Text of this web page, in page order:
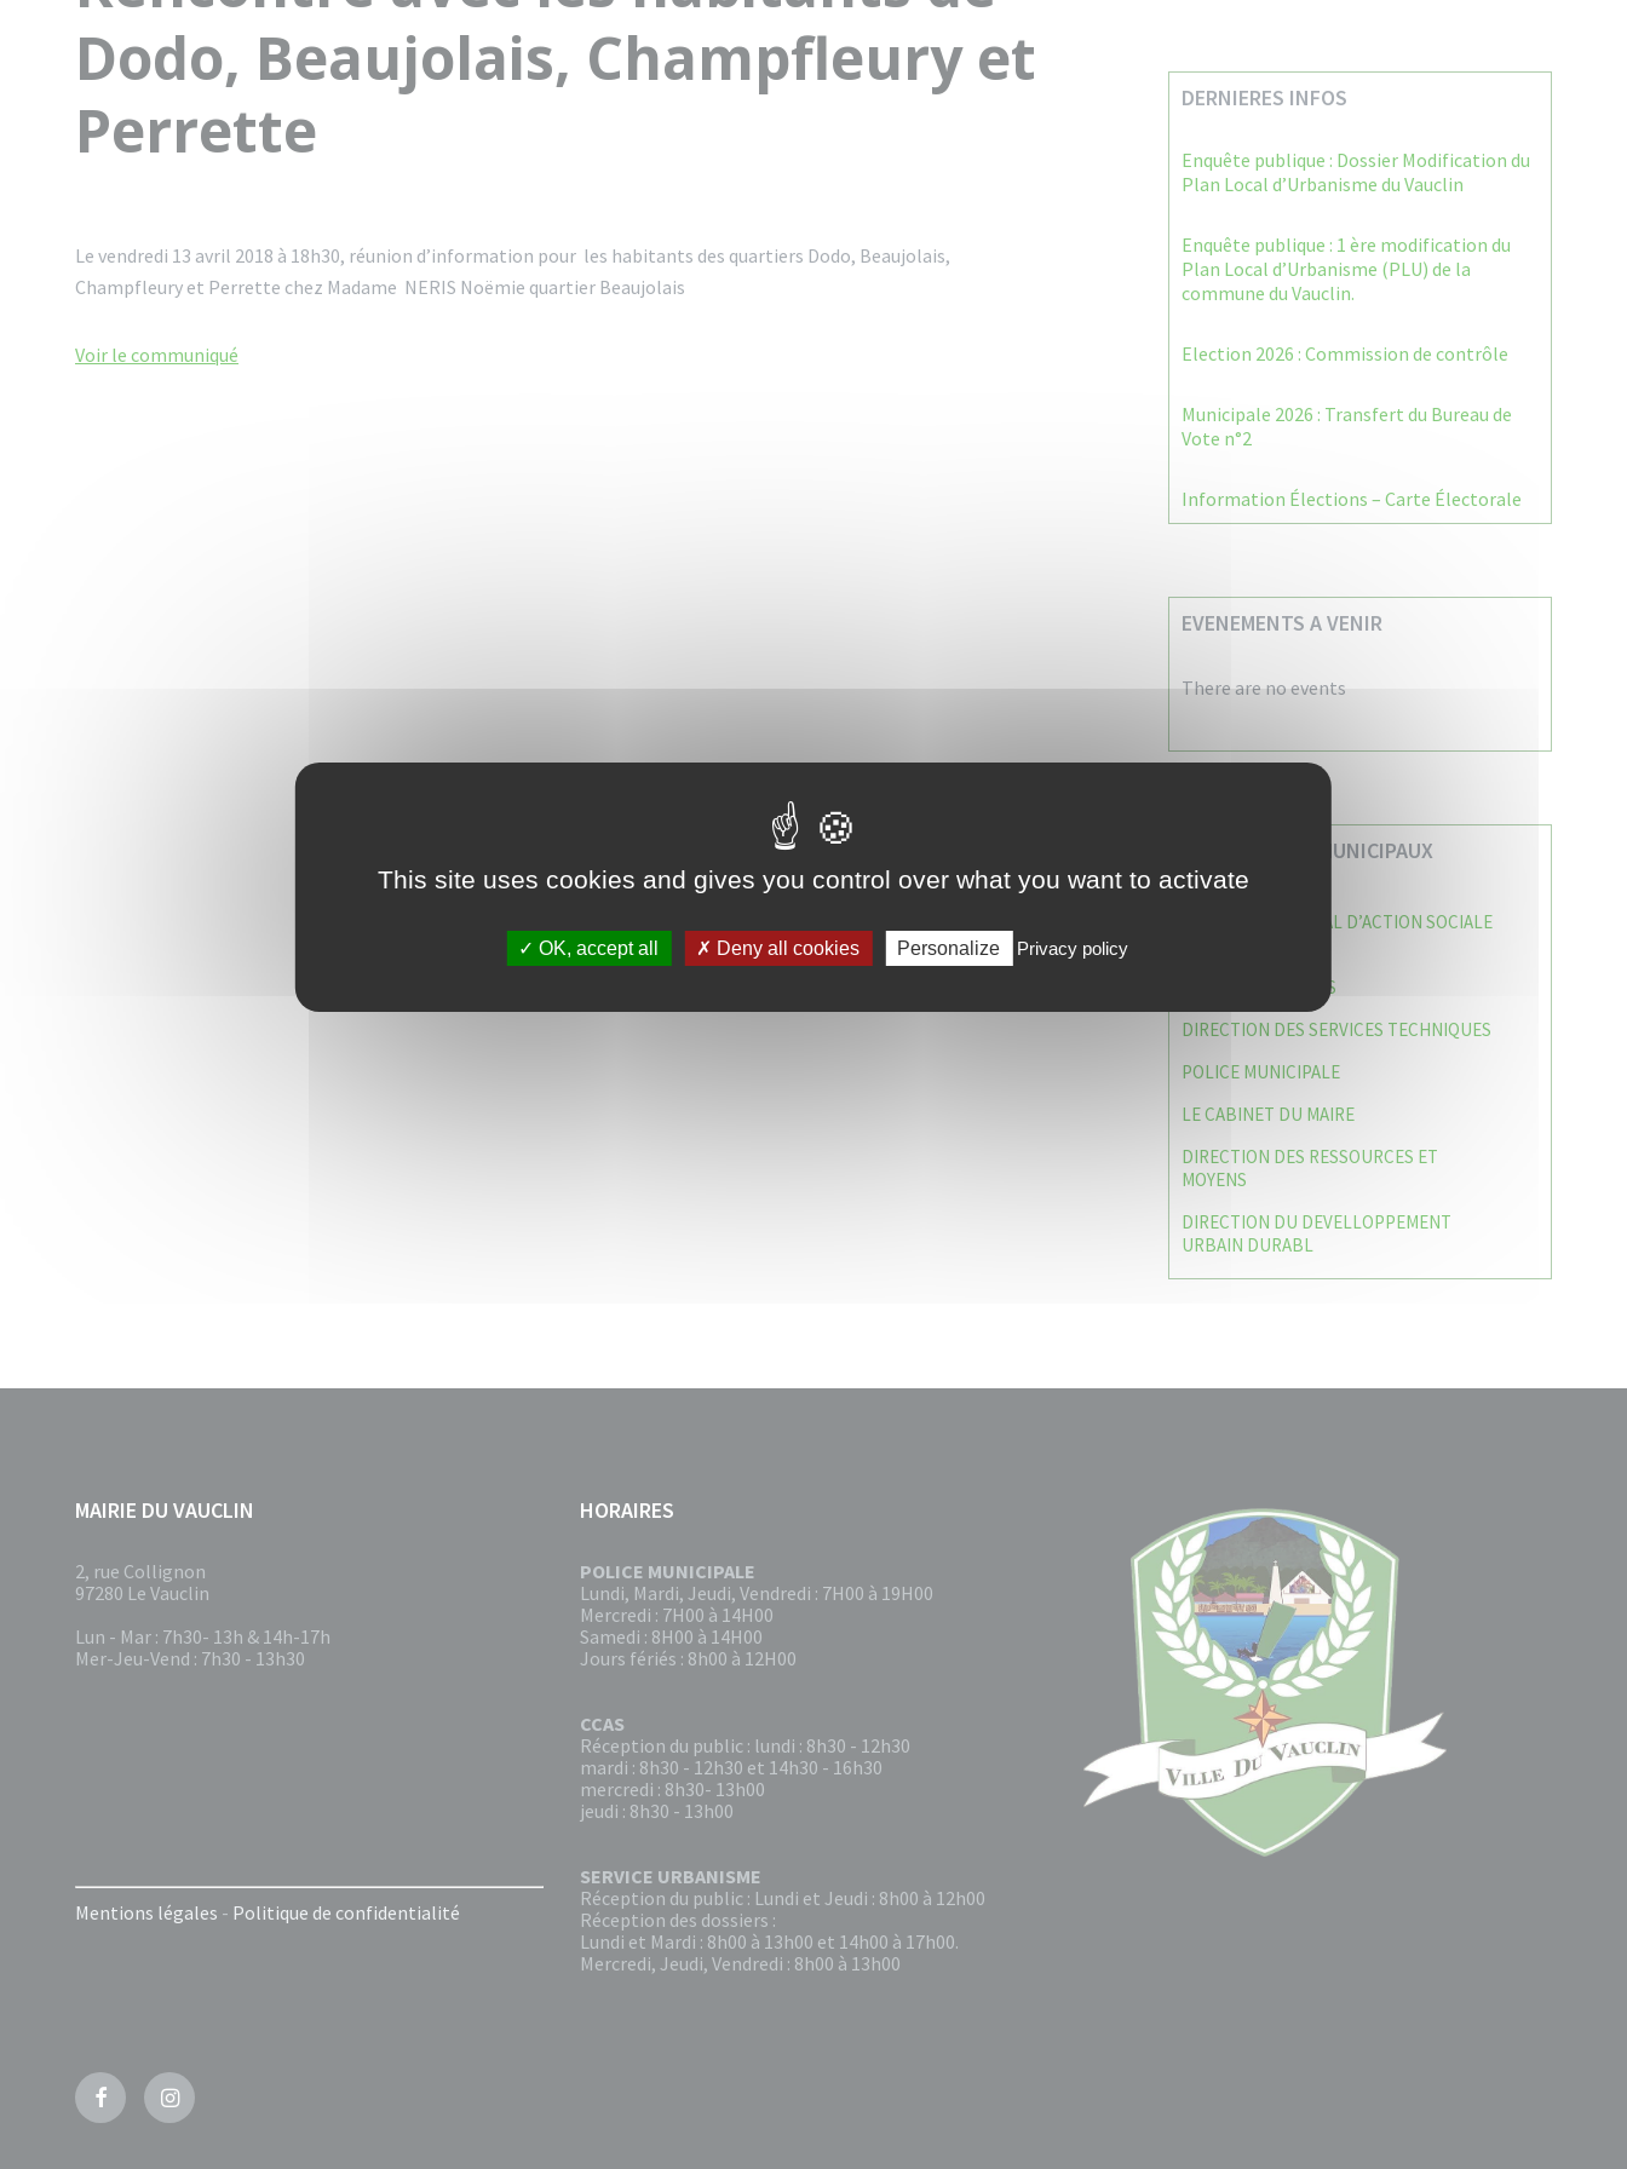
Dodo, Beaujolais, Champfleury et
Perrette
Le vendredi 13 avril 2018 à 18h30, réunion d’information pour les habitants des quartiers Dodo, Beaujolais,
Champfleury et Perrette chez Madame NERIS Noëmie quartier Beaujolais
Voir le communiqué
DERNIERES INFOS
Enquête publique : Dossier Modification du
Plan Local d’Urbanisme du Vauclin
Enquête publique : 1 ère modification du
Plan Local d’Urbanisme (PLU) de la
commune du Vauclin.
Election 2026 : Commission de contrôle
Municipale 2026 : Transfert du Bureau de
Vote n°2
Information Élections – Carte Électorale
EVENEMENTS A VENIR
There are no events
VOS SERVICES MUNICIPAUX
CENTRE COMMUNAL D’ACTION SOCIALE
CAISSE DES ÉCOLES
DIRECTION DES SERVICES TECHNIQUES
POLICE MUNICIPALE
LE CABINET DU MAIRE
DIRECTION DES RESSOURCES ET
MOYENS
DIRECTION DU DEVELLOPPEMENT
URBAIN DURABL
MAIRIE DU VAUCLIN
2, rue Collignon
97280 Le Vauclin
Lun - Mar : 7h30- 13h & 14h-17h
Mer-Jeu-Vend : 7h30 - 13h30
Mentions légales - Politique de confidentialité
HORAIRES
POLICE MUNICIPALE
Lundi, Mardi, Jeudi, Vendredi : 7H00 à 19H00
Mercredi : 7H00 à 14H00
Samedi : 8H00 à 14H00
Jours fériés : 8h00 à 12H00
CCAS
Réception du public : lundi : 8h30 - 12h30
mardi : 8h30 - 12h30 et 14h30 - 16h30
mercredi : 8h30- 13h00
jeudi : 8h30 - 13h00
SERVICE URBANISME
Réception du public : Lundi et Jeudi : 8h00 à 12h00
Réception des dossiers :
Lundi et Mardi : 8h00 à 13h00 et 14h00 à 17h00.
Mercredi, Jeudi, Vendredi : 8h00 à 13h00
FacebookInstagram
This site uses cookies and gives you control over what you want to activate
OK, accept all Deny all cookies Personalize Privacy policy